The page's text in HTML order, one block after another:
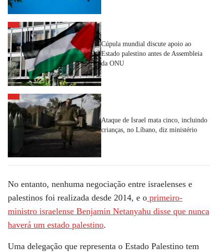
Cúpula mundial discute apoio ao
Estado palestino antes de Assembleia
da ONU
Ataque de Israel mata cinco, incluindo
crianças, no Líbano, diz ministério
No entanto, nenhuma negociação entre israelenses e
palestinos foi realizada desde 2014, e o primeiro-
ministro israelense Benjamin Netanyahu disse que nunca
haverá um estado palestino.
Uma delegação que representa o Estado Palestino tem